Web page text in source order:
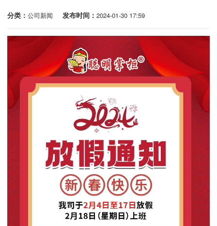
分类： 公司新闻 发布时间： 2024-01-30 17:59